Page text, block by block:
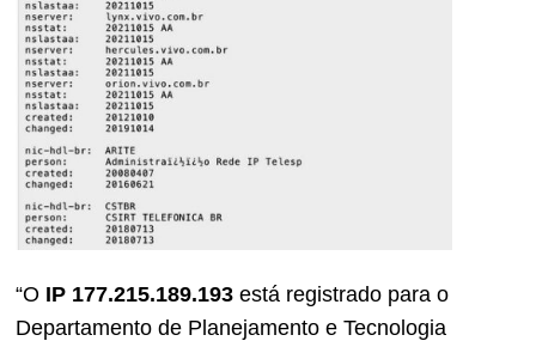
“O IP 177.215.189.193 está registrado para o
Departamento de Planejamento e Tecnologia